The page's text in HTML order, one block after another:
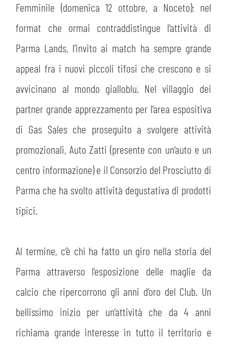
Femminile (domenica 12 ottobre, a Noceto): nel
format che ormai contraddistingue l’attività di
Parma Lands, l’invito ai match ha sempre grande
appeal fra i nuovi piccoli tifosi che crescono e si
avvicinano al mondo gialloblu. Nel villaggio dei
partner grande apprezzamento per l’area espositiva
di Gas Sales che proseguito a svolgere attività
promozionali, Auto Zatti (presente con un’auto e un
centro informazione) e il Consorzio del Prosciutto di
Parma che ha svolto attività degustativa di prodotti
tipici.
Al termine, c’è chi ha fatto un giro nella storia del
Parma attraverso l’esposizione delle maglie da
calcio che ripercorrono gli anni d’oro del Club. Un
bellissimo inizio per un’attività che da 4 anni
richiama grande interesse in tutto il territorio e